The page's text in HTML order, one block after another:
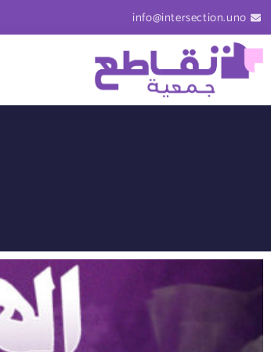
info@intersection.uno